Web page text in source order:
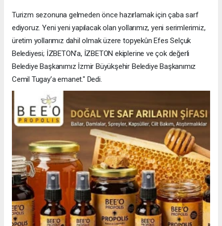
​Turizm sezonuna gelmeden önce hazırlamak için çaba sarf
ediyoruz. Yeni yeni yapılacak olan yollarımız, yeni serimlerimiz,
üretim yollarımız dahil olmak üzere topyekûn Efes Selçuk
Belediyesi; İZBETON’a, İZBETON ekiplerine ve çok değerli
Belediye Başkanımız İzmir Büyükşehir Belediye Başkanımız
Cemil Tugay’a emanet." Dedi.